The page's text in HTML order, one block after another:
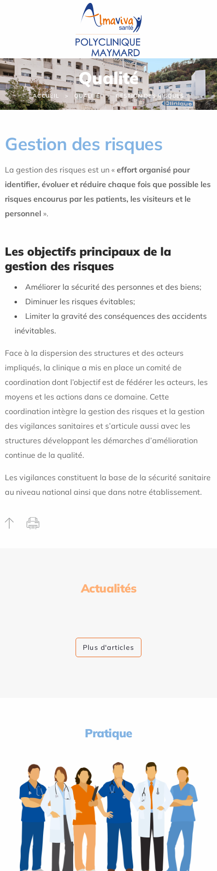
Qualité
ACCUEIL QUALITÉ GESTION DES RISQUES
Gestion des risques
La gestion des risques est un « effort organisé pour
identifier, évoluer et réduire chaque fois que possible les
risques encourus par les patients, les visiteurs et le
personnel ».
Les objectifs principaux de la
gestion des risques
Améliorer la sécurité des personnes et des biens;
Diminuer les risques évitables;
Limiter la gravité des conséquences des accidents
inévitables.
Face à la dispersion des structures et des acteurs
impliqués, la clinique a mis en place un comité de
coordination dont l’objectif est de fédérer les acteurs, les
moyens et les actions dans ce domaine. Cette
coordination intègre la gestion des risques et la gestion
des vigilances sanitaires et s’articule aussi avec les
structures développant les démarches d’amélioration
continue de la qualité.
Les vigilances constituent la base de la sécurité sanitaire
au niveau national ainsi que dans notre établissement.
Actualités
Plus d'articles
Pratique
Panneau de gestion des cookies